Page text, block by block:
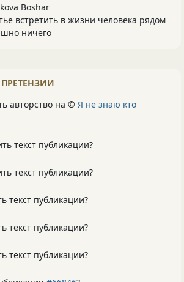
Boshar
встретить в жизни человека рядом
ничего
авторство на © Я не знаю кто
текст публикации?
текст публикации?
текст публикации?
текст публикации?
текст публикации?